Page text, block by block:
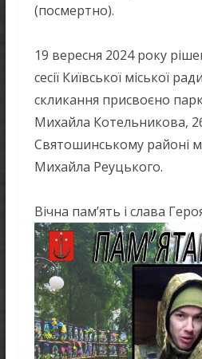
(посмертно).
19 вересня 2024 року
сесії Київської міської
скликання присвоєно
Михайла Котельникова,
Святошинському районі
Михайла Реуцького.
Вічна пам’ять і слава